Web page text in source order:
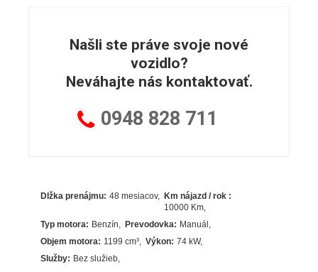
Našli ste práve svoje nové
vozidlo?
Neváhajte nás kontaktovať.
0948 828 711
Dlžka prenájmu: 48 mesiacov
Km nájazd / rok :
10000 Km
Typ motora: Benzín Prevodovka: Manuál
Objem motora: 1199cm³ Výkon: 74 kW
Služby: Bez služieb